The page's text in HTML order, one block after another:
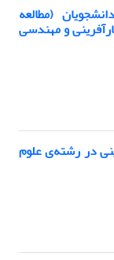
(مطالعه
و مهندسی
در رشته‌ی‌ علوم